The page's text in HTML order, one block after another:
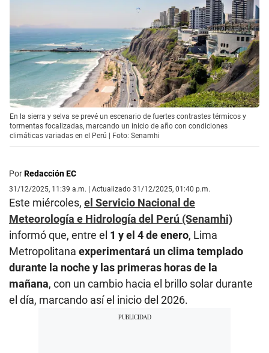
En la sierra y selva se prevé un escenario de fuertes contrastes térmicos y
tormentas focalizadas, marcando un inicio de año con condiciones
climáticas variadas en el Perú | Foto: Senamhi
PorRedacción EC
31/12/2025, 11:39 a.m. | Actualizado 31/12/2025, 01:40 p.m.
Este miércoles, el Servicio Nacional de
Meteorología e Hidrología del Perú (Senamhi)
informó que, entre el 1 y el 4 de enero, Lima
Metropolitana experimentará un clima templado
durante la noche y las primeras horas de la
mañana, con un cambio hacia el brillo solar durante
el día, marcando así el inicio del 2026.